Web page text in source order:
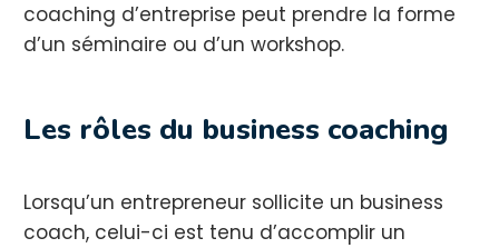
coaching d’entreprise peut prendre la forme
d’un séminaire ou d’un workshop.
Les rôles du business coaching
Lorsqu’un entrepreneur sollicite un business
coach, celui-ci est tenu d’accomplir un